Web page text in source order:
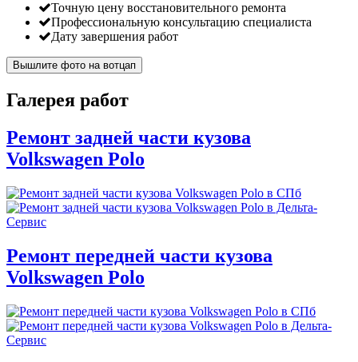
Точную цену восстановительного ремонта
Профессиональную консультацию специалиста
Дату завершения работ
Вышлите фото на вотцап
Галерея работ
Ремонт задней части кузова
Volkswagen Polo
Ремонт передней части кузова
Volkswagen Polo